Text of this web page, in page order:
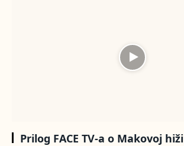
Prilog FACE TV-a o Makovoj hiži